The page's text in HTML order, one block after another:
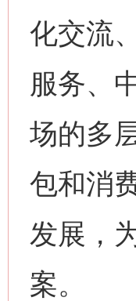
化交流
服务、
场的多
包和消
发展，
案。